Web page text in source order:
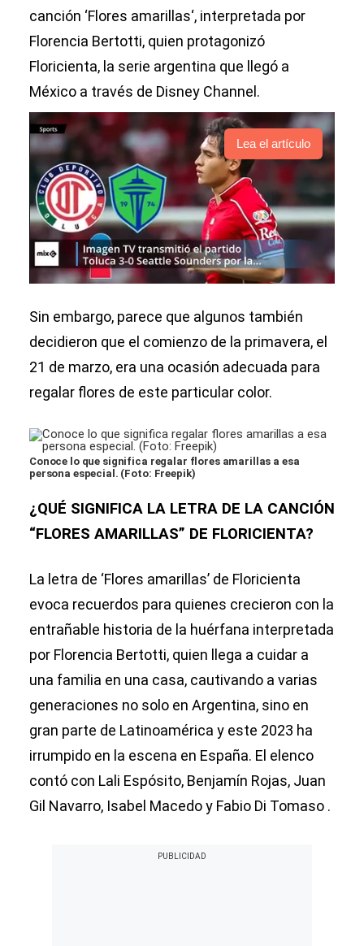
canción ‘Flores amarillas‘, interpretada por
Florencia Bertotti, quien protagonizó
Floricienta, la serie argentina que llegó a
México a través de Disney Channel.
Lea el artículo
Sin embargo, parece que algunos también
decidieron que el comienzo de la primavera, el
21 de marzo, era una ocasión adecuada para
regalar flores de este particular color.
Conoce lo que significa regalar flores amarillas a esa
persona especial. (Foto: Freepik)
¿QUÉ SIGNIFICA LA LETRA DE LA CANCIÓN
“FLORES AMARILLAS” DE FLORICIENTA?
La letra de ‘Flores amarillas’ de Floricienta
evoca recuerdos para quienes crecieron con la
entrañable historia de la huérfana interpretada
por Florencia Bertotti, quien llega a cuidar a
una familia en una casa, cautivando a varias
generaciones no solo en Argentina, sino en
gran parte de Latinoamérica y este 2023 ha
irrumpido en la escena en España. El elenco
contó con Lali Espósito, Benjamín Rojas, Juan
Gil Navarro, Isabel Macedo y Fabio Di Tomaso .